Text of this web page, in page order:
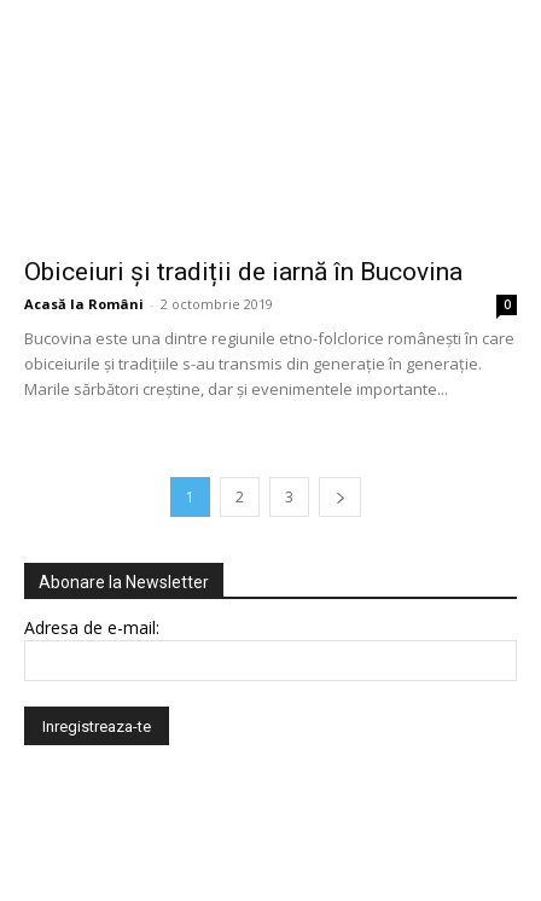
Obiceiuri și tradiții de iarnă în Bucovina
Acasă la Români - 2 octombrie 2019 0
Bucovina este una dintre regiunile etno-folclorice românești în care
obiceiurile și tradițiile s-au transmis din generație în generație.
Marile sărbători creștine, dar și evenimentele importante...
1 2 3
Abonare la Newsletter
Adresa de e-mail: